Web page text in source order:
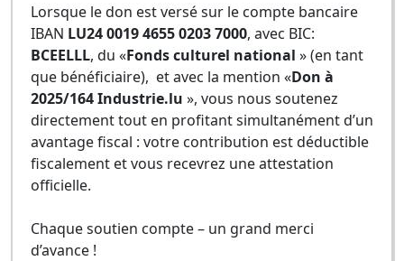
Lorsque le don est versé sur le compte bancaire
IBAN LU24 0019 4655 0203 7000, avec BIC:
BCEELLL, du «Fonds culturel national » (en tant
que bénéficiaire), et avec la mention «Don à
2025/164 Industrie.lu », vous nous soutenez
directement tout en profitant simultanément d’un
avantage fiscal : votre contribution est déductible
fiscalement et vous recevrez une attestation
officielle.
Chaque soutien compte – un grand merci
d’avance !